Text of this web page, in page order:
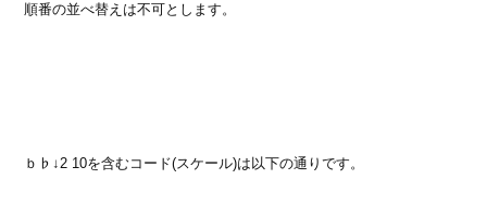
順番の並べ替えは不可とします。
ｂ♭↓2 10を含むコード(スケール)は以下の通りです。